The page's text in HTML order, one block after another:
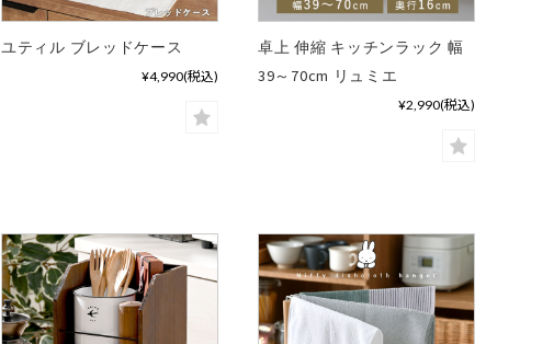
ユティル ブレッドケース
¥4,990(税込)
卓上 伸縮 キッチンラック 幅
39～70cm リュミエ
¥2,990(税込)